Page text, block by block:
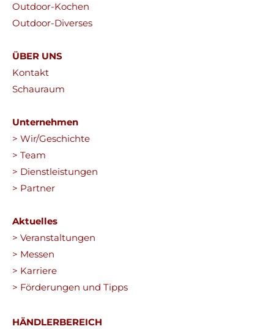
Outdoor-Kochen
Outdoor-Diverses
ÜBER UNS
Kontakt
Schauraum
Unternehmen
> Wir/Geschichte
> Team
> Dienstleistungen
> Partner
Aktuelles
> Veranstaltungen
> Messen
> Karriere
> Förderungen und Tipps
HÄNDLERBEREICH